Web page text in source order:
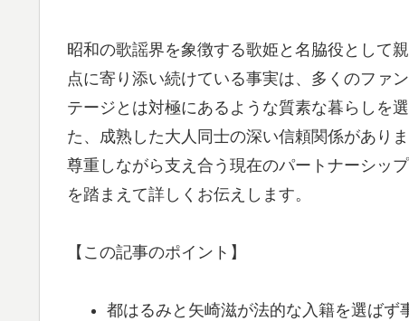
昭和の歌謡界を象徴する歌姫と名脇役として
点に寄り添い続けている事実は、多くのファ
テージとは対極にあるような質素な暮らしを
た、成熟した大人同士の深い信頼関係があり
尊重しながら支え合う現在のパートナーシッ
を踏まえて詳しくお伝えします。
【この記事のポイント】
都はるみと矢崎滋が法的な入籍を選ばず